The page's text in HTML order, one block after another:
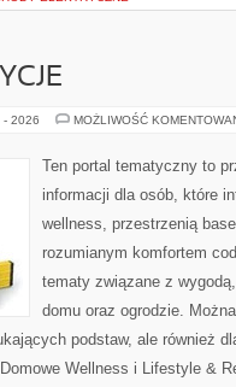
- 2026 MOŻLIWOŚĆ
Ten portal tematyczny to
informacji dla osób, które
wellness, przestrzenią
rozumianym komfortem
tematy związane z
domu oraz ogrodzie.
podstaw, ale również
Wellness i Lifestyle &